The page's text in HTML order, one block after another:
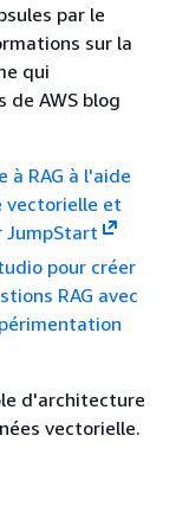
par le
sur la
qui
de AWS blog
RAG à l'aide
vectorielle et
JumpStart
pour créer
RAG avec
d'architecture
vectorielle.